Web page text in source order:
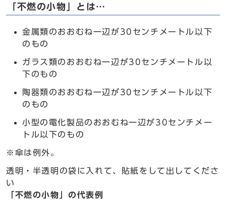
「不燃の小物」とは…
金属類のおおむね一辺が30センチメートル以下
のもの
ガラス類のおおむね一辺が30センチメートル以
下のもの
陶器類のおおむね一辺が30センチメートル以下
のもの
小型の電化製品のおおむね一辺が30センチメー
トル以下のもの
※傘は例外。
透明・半透明の袋に入れて、貼紙をして出してくださ
い
「不燃の小物」の代表例